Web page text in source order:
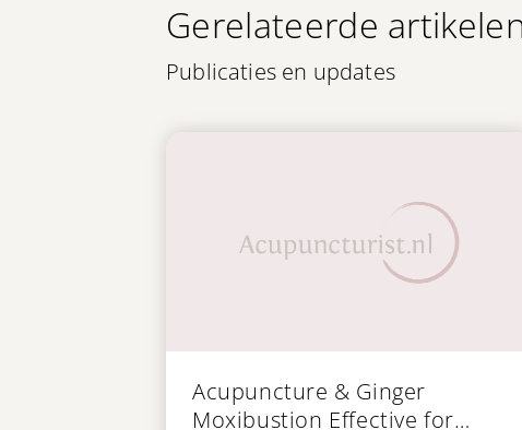
Gerelateerde
Publicaties en updates
Acupuncture & Ginger
Moxibustion Effective for